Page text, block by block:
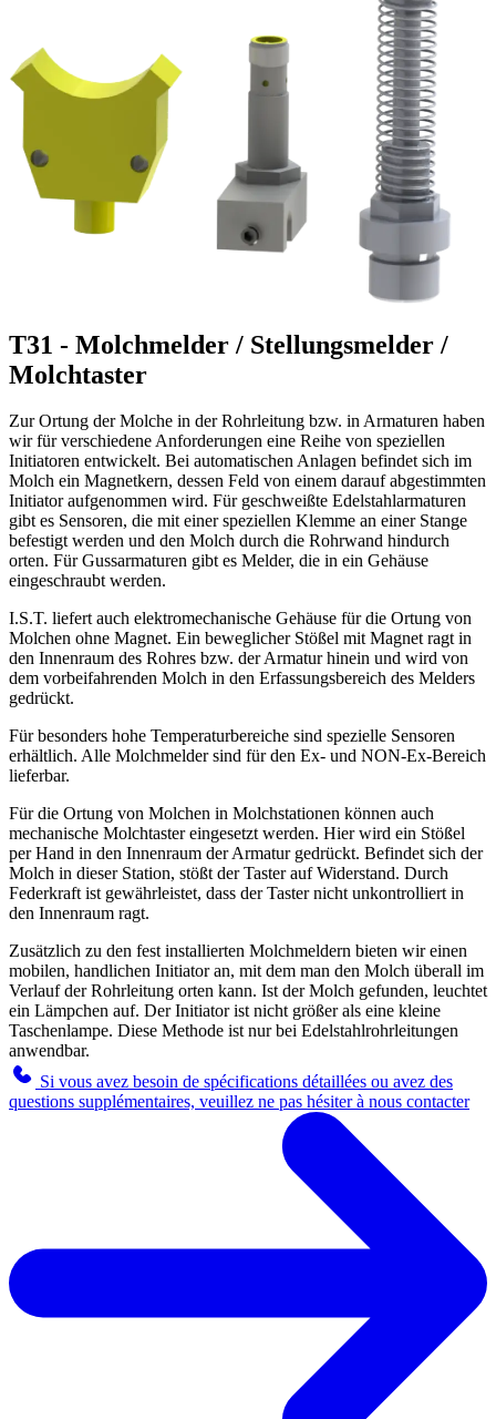
T31 - Molchmelder / Stellungsmelder /
Molchtaster
Zur Ortung der Molche in der Rohrleitung bzw. in Armaturen haben
wir für verschiedene Anforderungen eine Reihe von speziellen
Initiatoren entwickelt. Bei automatischen Anlagen befindet sich im
Molch ein Magnetkern, dessen Feld von einem darauf abgestimmten
Initiator aufgenommen wird. Für geschweißte Edelstahlarmaturen
gibt es Sensoren, die mit einer speziellen Klemme an einer Stange
befestigt werden und den Molch durch die Rohrwand hindurch
orten. Für Gussarmaturen gibt es Melder, die in ein Gehäuse
eingeschraubt werden.
I.S.T. liefert auch elektromechanische Gehäuse für die Ortung von
Molchen ohne Magnet. Ein beweglicher Stößel mit Magnet ragt in
den Innenraum des Rohres bzw. der Armatur hinein und wird von
dem vorbeifahrenden Molch in den Erfassungsbereich des Melders
gedrückt.
Für besonders hohe Temperaturbereiche sind spezielle Sensoren
erhältlich. Alle Molchmelder sind für den Ex- und NON-Ex-Bereich
lieferbar.
Für die Ortung von Molchen in Molchstationen können auch
mechanische Molchtaster eingesetzt werden. Hier wird ein Stößel
per Hand in den Innenraum der Armatur gedrückt. Befindet sich der
Molch in dieser Station, stößt der Taster auf Widerstand. Durch
Federkraft ist gewährleistet, dass der Taster nicht unkontrolliert in
den Innenraum ragt.
Zusätzlich zu den fest installierten Molchmeldern bieten wir einen
mobilen, handlichen Initiator an, mit dem man den Molch überall im
Verlauf der Rohrleitung orten kann. Ist der Molch gefunden, leuchtet
ein Lämpchen auf. Der Initiator ist nicht größer als eine kleine
Taschenlampe. Diese Methode ist nur bei Edelstahlrohrleitungen
anwendbar.
Si vous avez besoin de spécifications détaillées ou avez des
questions supplémentaires, veuillez ne pas hésiter à nous contacter